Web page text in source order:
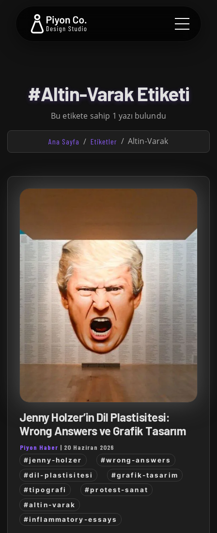
#Altin-Varak Etiketi
Bu etikete sahip 1 yazı bulundu
Ana Sayfa Etiketler Altin-Varak
Jenny Holzer’in Dil Plastisitesi:
Wrong Answers ve Grafik Tasarım
Piyon Haber | 20 Haziran 2026
#jenny-holzer
#wrong-answers
#dil-plastisitesi
#grafik-tasarim
#tipografi
#protest-sanat
#altin-varak
#inflammatory-essays